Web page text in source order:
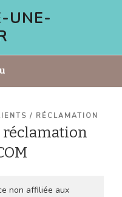
UNE-
/ RÉCLAMATION
non affiliée aux